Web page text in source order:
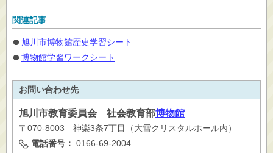
関連記事
旭川市博物館歴史学習シート
博物館学習ワークシート
お問い合わせ先
旭川市教育委員会 社会教育部博物館
〒070-8003 神楽3条7丁目（大雪クリスタルホール内）
電話番号： 0166-69-2004